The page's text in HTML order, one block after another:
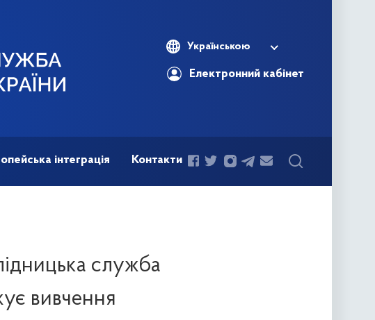
інтеграція Контакти
Українською
Електронний кабінет
служба
вивчення